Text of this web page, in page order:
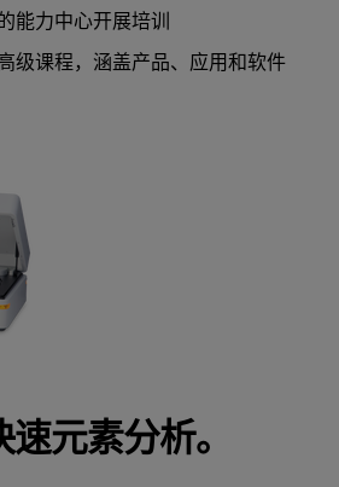
能力中心开展培训
级课程，涵盖产品、应用和软件
元素分析。